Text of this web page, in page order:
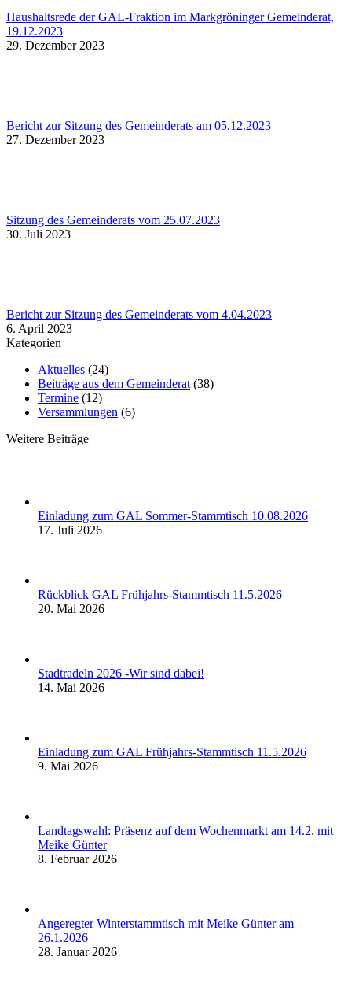
Haushaltsrede der GAL-Fraktion im Markgröninger Gemeinderat,
19.12.2023
29. Dezember 2023
Bericht zur Sitzung des Gemeinderats am 05.12.2023
27. Dezember 2023
Sitzung des Gemeinderats vom 25.07.2023
30. Juli 2023
Bericht zur Sitzung des Gemeinderats vom 4.04.2023
6. April 2023
Kategorien
Aktuelles (24)
Beiträge aus dem Gemeinderat (38)
Termine (12)
Versammlungen (6)
Weitere Beiträge
Einladung zum GAL Sommer-Stammtisch 10.08.2026
17. Juli 2026
Rückblick GAL Frühjahrs-Stammtisch 11.5.2026
20. Mai 2026
Stadtradeln 2026 -Wir sind dabei!
14. Mai 2026
Einladung zum GAL Frühjahrs-Stammtisch 11.5.2026
9. Mai 2026
Landtagswahl: Präsenz auf dem Wochenmarkt am 14.2. mit
Meike Günter
8. Februar 2026
Angeregter Winterstammtisch mit Meike Günter am
26.1.2026
28. Januar 2026